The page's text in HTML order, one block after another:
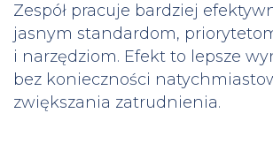
Zespół pracuje bardziej
jasnym standardom,
i narzędziom. Efekt to lepsze
bez konieczności
zwiększania zatrudnienia.